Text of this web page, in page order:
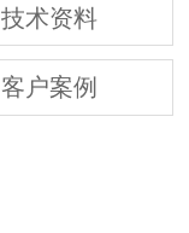
技术资料
客户案例